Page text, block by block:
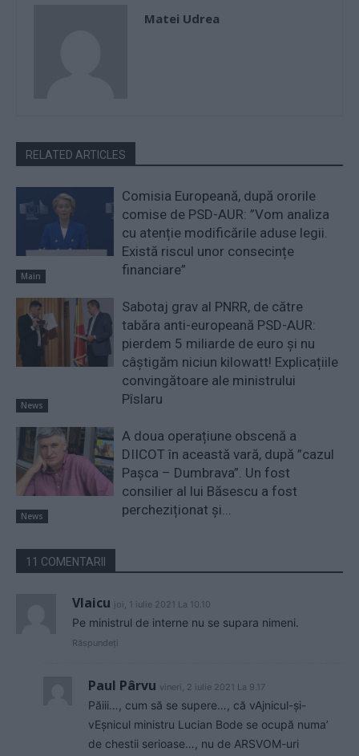
Matei Udrea
RELATED ARTICLES
Main
Comisia Europeană, după ororile
comise de PSD-AUR: ”Vom analiza
cu atenție modificările aduse legii.
Există riscul unor consecințe
financiare”
News
Sabotaj grav al PNRR, de către
tabăra anti-europeană PSD-AUR:
pierdem 5 miliarde de euro și nu
câștigăm niciun kilowatt! Explicațiile
convingătoare ale ministrului
Pîslaru
News
A doua operațiune obscenă a
DIICOT în această vară, după ”cazul
Pașca – Dumbrava”. Un fost
consilier al lui Băsescu a fost
percheziționat și...
11 COMENTARII
Vlaicu joi, 1 iulie 2021 La 10.10
Pe ministrul de interne nu se supara nimeni.
Răspundeți
Paul Pârvu vineri, 2 iulie 2021 La 9.17
Păiii…, cum să se supere…, că vAjnicul-și-
vEșnicul ministru Lucian Bode se ocupă numa’
de chestii serioase…, nu de ARSVOM-uri